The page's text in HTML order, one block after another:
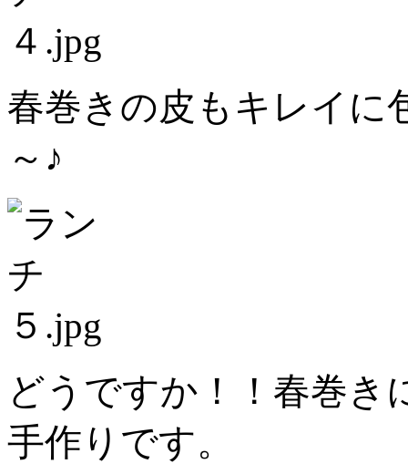
春巻きの皮もキレイ
～♪
どうですか！！春巻き
手作りです。